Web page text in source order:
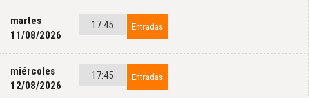
martes
11/08/2026
17:45 Entradas
miércoles
12/08/2026
17:45 Entradas